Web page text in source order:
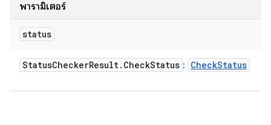
พารามิเตอร์
status
StatusCheckerResult. CheckStatus : CheckStatus